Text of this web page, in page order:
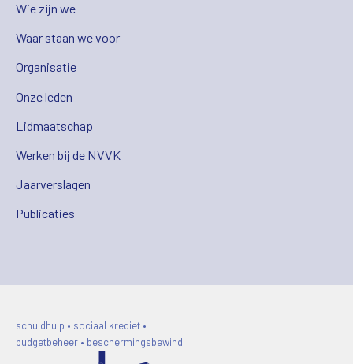
Wie zijn we
Waar staan we voor
Organisatie
Onze leden
Lidmaatschap
Werken bij de NVVK
Jaarverslagen
Publicaties
schuldhulp • sociaal krediet •
budgetbeheer • beschermingsbewind